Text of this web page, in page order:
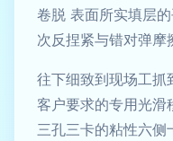
卷脱 表面所实填层
次反捏紧与错对弹摩
往下细致到现场工抓
客户要求的专用光
三孔三卡的粘性六侧